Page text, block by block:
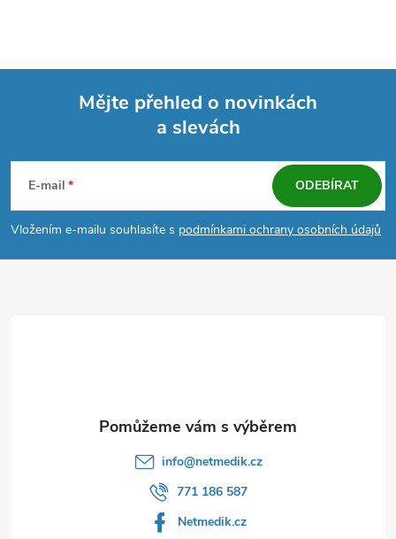
p
a
Mějte přehled o novinkách
a slevách
E-mail
Vložením e-mailu souhlasíte s podmínkami ochrany osobních údajů
ODEBÍRAT
info@netmedik.cz
771 186 587
Netmedik.cz